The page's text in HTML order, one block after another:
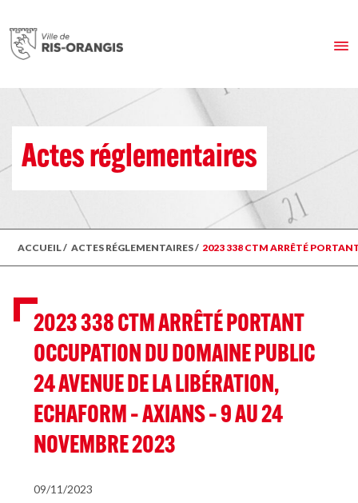
Actes réglementaires
ACCUEIL/ ACTES RÉGLEMENTAIRES/ 2023 338 CTM ARRÊTÉ
2023 338 CTM ARRÊTÉ PORTANT
OCCUPATION DU DOMAINE PUBLIC
24 AVENUE DE LA LIBÉRATION,
ECHAFORM – AXIANS – 9 AU 24
NOVEMBRE 2023
09/11/2023